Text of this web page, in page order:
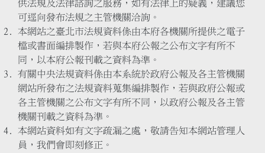
供法規及法律諮詢之服務，如有法律上的疑義，建議您
可逕向發布法規之主管機關洽詢。
本網站之臺北市法規資料係由本府各機關所提供之電子
檔或書面編排製作，若與本府公報之公布文字有所不
同，以本府公報刊載之資料為準。
有關中央法規資料係由本系統於政府公報及各主管機關
網站所發布之法規資料蒐集編排製作，若與政府公報或
各主管機關之公布文字有所不同，以政府公報及各主管
機關刊載之資料為準。
本網站資料如有文字疏漏之處，敬請告知本網站管理人
員，我們會即刻修正。